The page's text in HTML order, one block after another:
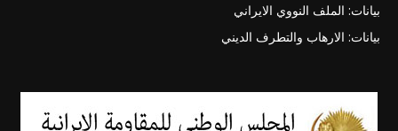
بيانات: الملف النووي الايراني
بيانات: الارهاب والتطرف الديني